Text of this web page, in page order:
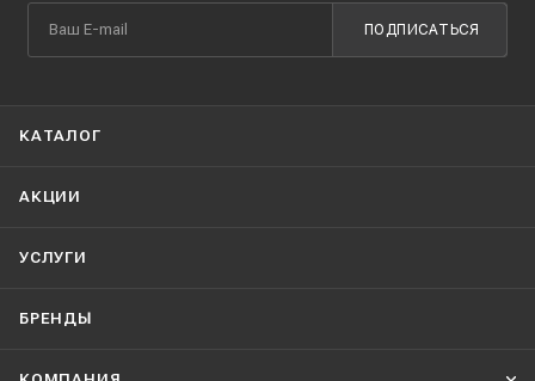
ПОДПИСАТЬСЯ
КАТАЛОГ
АКЦИИ
УСЛУГИ
БРЕНДЫ